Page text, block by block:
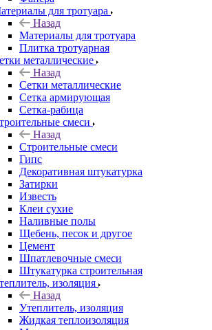
для тротуара
Назад
Материалы для тротуара
Плитка тротуарная
металлические
Назад
Сетки металлические
Сетка армирующая
Сетка-рабица
смеси
Назад
Строительные смеси
Гипс
Декоративная штукатурка
Затирки
Известь
Клеи сухие
Наливные полы
Щебень, песок и другое
Цемент
Шпатлевочные смеси
Штукатурка строительная
изоляция
Назад
Утеплитель, изоляция
Жидкая теплоизоляция